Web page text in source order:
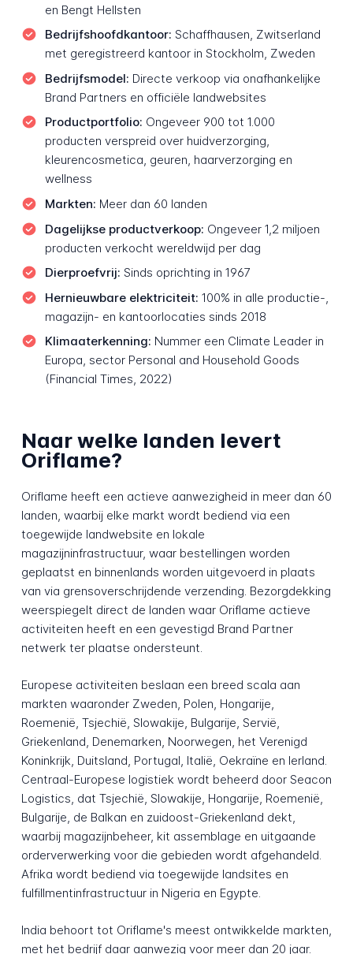
en Bengt Hellsten
Bedrijfshoofdkantoor: Schaffhausen, Zwitserland
met geregistreerd kantoor in Stockholm, Zweden
Bedrijfsmodel: Directe verkoop via onafhankelijke
Brand Partners en officiële landwebsites
Productportfolio: Ongeveer 900 tot 1.000
producten verspreid over huidverzorging,
kleurencosmetica, geuren, haarverzorging en
wellness
Markten: Meer dan 60 landen
Dagelijkse productverkoop: Ongeveer 1,2 miljoen
producten verkocht wereldwijd per dag
Dierproefvrij: Sinds oprichting in 1967
Hernieuwbare elektriciteit: 100% in alle productie-,
magazijn- en kantoorlocaties sinds 2018
Klimaaterkenning: Nummer een Climate Leader in
Europa, sector Personal and Household Goods
(Financial Times, 2022)
Naar welke landen levert
Oriflame?
Oriflame heeft een actieve aanwezigheid in meer dan 60
landen, waarbij elke markt wordt bediend via een
toegewijde landwebsite en lokale
magazijninfrastructuur, waar bestellingen worden
geplaatst en binnenlands worden uitgevoerd in plaats
van via grensoverschrijdende verzending. Bezorgdekking
weerspiegelt direct de landen waar Oriflame actieve
activiteiten heeft en een gevestigd Brand Partner
netwerk ter plaatse ondersteunt.
Europese activiteiten beslaan een breed scala aan
markten waaronder Zweden, Polen, Hongarije,
Roemenië, Tsjechië, Slowakije, Bulgarije, Servië,
Griekenland, Denemarken, Noorwegen, het Verenigd
Koninkrijk, Duitsland, Portugal, Italië, Oekraïne en Ierland.
Centraal-Europese logistiek wordt beheerd door Seacon
Logistics, dat Tsjechië, Slowakije, Hongarije, Roemenië,
Bulgarije, de Balkan en zuidoost-Griekenland dekt,
waarbij magazijnbeheer, kit assemblage en uitgaande
orderverwerking voor die gebieden wordt afgehandeld.
Afrika wordt bediend via toegewijde landsites en
fulfillmentinfrastructuur in Nigeria en Egypte.
India behoort tot Oriflame's meest ontwikkelde markten,
met het bedrijf daar aanwezig voor meer dan 20 jaar.